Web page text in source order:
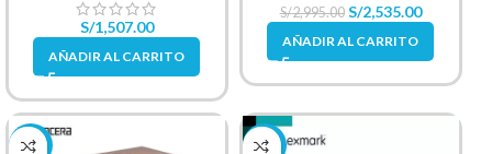
S/1,507.00
AÑADIR AL CARRITO
S/2,995.00 S/2,535.00
AÑADIR AL CARRITO
-10% -13%